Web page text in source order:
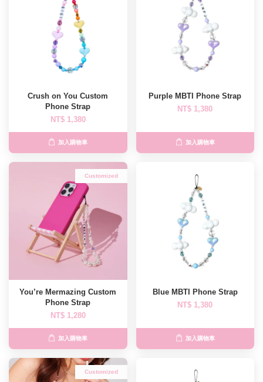
Crush on You Custom
Phone Strap
NT$ 1,380
加入購物車
Purple MBTI Phone Strap
NT$ 1,380
加入購物車
Customized
You’re Mermazing Custom
Phone Strap
NT$ 1,280
加入購物車
Blue MBTI Phone Strap
NT$ 1,380
加入購物車
Customized